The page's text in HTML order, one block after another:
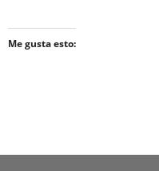
Me gusta esto: